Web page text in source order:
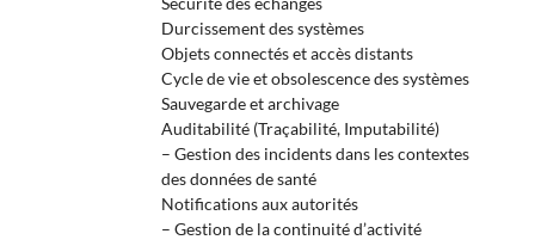
Durcissement des systèmes
Objets connectés et accès distants
Cycle de vie et obsolescence des systèmes
Sauvegarde et archivage
Auditabilité (Traçabilité, Imputabilité)
– Gestion des incidents dans les contextes
des données de santé
Notifications aux autorités
– Gestion de la continuité d’activité